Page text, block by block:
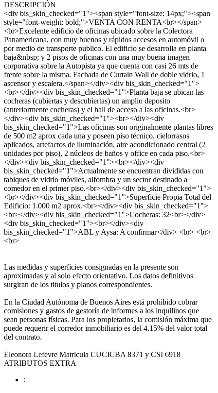
DESCRIPCIÓN
<div bis_skin_checked="1"><span style="font-size: 14px;"><span
style="font-weight: bold;">VENTA CON RENTA<br></span>
<br>Excelente edificio de oficinas ubicado sobre la Colectora
Panamericana, con muy buenos y rápidos accesos en automóvil o
por medio de transporte publico. El edificio se desarrolla en planta
baja&nbsp; y 2 pisos de oficinas con una muy buena imagen
corporativa sobre la Autopista ya que cuenta con casi 26 mts de
frente sobre la misma. Fachada de Curtain Wall de doble vidrio, 1
ascensor y escalera.</span></div><div bis_skin_checked="1">
<br></div><div bis_skin_checked="1">Planta baja se ubican las
cocheras (cubiertas y descubiertas) un amplio deposito
(anteriormente cocheras) y el hall de acceso a las oficinas.<br>
</div><div bis_skin_checked="1"><br></div><div
bis_skin_checked="1">Las oficinas son originalmente plantas libres
de 500 m2 aprox cada una y poseen piso técnico, cielorrasos
aplicados, artefactos de iluminación, aire acondicionado central (2
unidades por piso), 2 núcleos de baños y office en cada piso.<br>
</div><div bis_skin_checked="1"><br></div><div
bis_skin_checked="1">Actualmente se encuentran divididas con
tabiques de vidrio móviles, alfombra y un sector destinado a
comedor en el primer piso.<br></div><div bis_skin_checked="1">
<br></div><div bis_skin_checked="1">Superficie Propia Total del
Edificio: 1.000 m2 aprox.<br></div><div bis_skin_checked="1">
<br></div><div bis_skin_checked="1">Cocheras: 32<br></div>
<div bis_skin_checked="1"><br></div><div
bis_skin_checked="1">ABL y Aysa: A confirmar</div> <br> <br>
<br>
Las medidas y superficies consignadas en la presente son
aproximadas y al solo efecto orientativo. Los datos definitivos
surgiran de los titulos y planos correspondientes.
En la Ciudad Autónoma de Buenos Aires está prohibido cobrar
comisiones y gastos de gestoría de informes a los inquilinos que
sean personas físicas. Para los propietarios, la comisión máxima que
puede requerir el corredor inmobiliario es del 4.15% del valor total
del contrato.
Eleonora Lefevre Matricula CUCICBA 8371 y CSI 6918
ATRIBUTOS EXTRA
: